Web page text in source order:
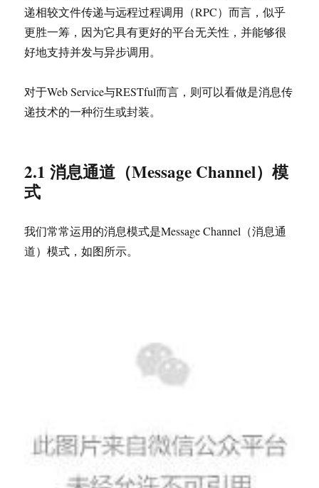
递相较文件传递与远程过程调用（RPC）而言，似乎
更胜一筹，因为它具有更好的平台无关性，并能够很
好地支持并发与异步调用。
对于Web Service与RESTful而言，则可以看做是消息传
递技术的一种衍生或封装。
2.1 消息通道（Message Channel）模
式
我们常常运用的消息模式是Message Channel（消息通
道）模式，如图所示。